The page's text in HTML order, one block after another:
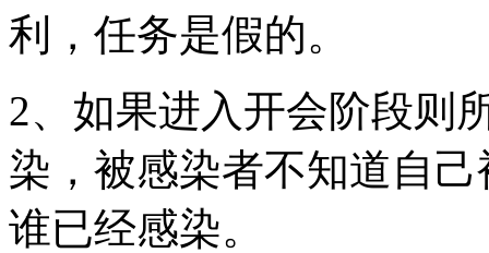
利，任务是假的。
2、如果进入开会阶段则
染，被感染者不知道自
谁已经感染。